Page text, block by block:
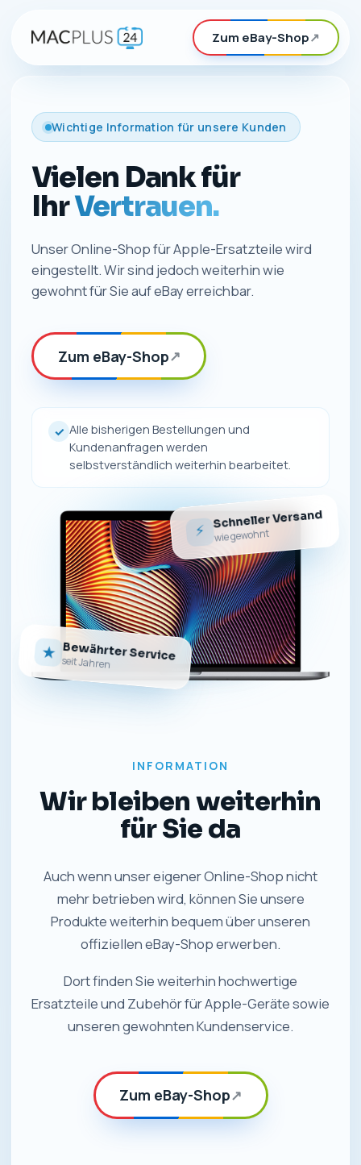
Zum eBay-Shop↗
Wichtige Information für unsere Kunden
Vielen Dank für
IhrVertrauen.
Unser Online-Shop für Apple-Ersatzteile wird
eingestellt. Wir sind jedoch weiterhin wie
gewohnt für Sie auf eBay erreichbar.
Zum eBay-Shop↗
✓ Alle bisherigen Bestellungen und
Kundenanfragen werden
selbstverständlich weiterhin bearbeitet.
⚡ Schneller Versand
wie gewohnt
★ Bewährter Service
seit Jahren
INFORMATION
Wir bleiben weiterhin
für Sie da
Auch wenn unser eigener Online-Shop nicht
mehr betrieben wird, können Sie unsere
Produkte weiterhin bequem über unseren
offiziellen eBay-Shop erwerben.
Dort finden Sie weiterhin hochwertige
Ersatzteile und Zubehör für Apple-Geräte sowie
unseren gewohnten Kundenservice.
Zum eBay-Shop↗